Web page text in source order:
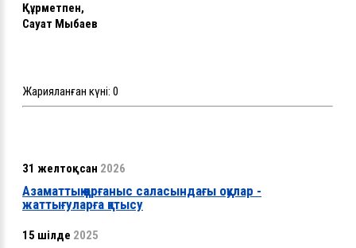
Құрметпен,
Сауат Мыңбаев
Жарияланған күні: 0
31 желтоқсан 2026
Азаматтық қорғаныс саласындағы оқулар -
жаттығуларға қатысу
15 шілде 2025